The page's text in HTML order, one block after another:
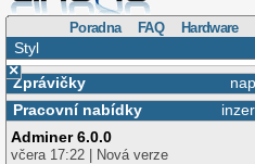
Poradna FAQ Hardware
Styl
×
Zprávičky
Pracovní nabídky
Adminer 6.0.0
včera 17:22 | Nová verze